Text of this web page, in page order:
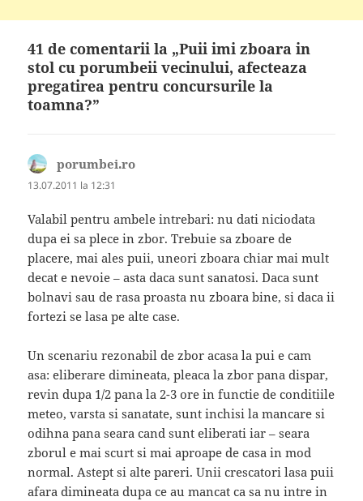
41 de comentarii la „Puii imi zboara in
stol cu porumbeii vecinului, afecteaza
pregatirea pentru concursurile la
toamna?”
porumbei.ro
13.07.2011 la 12:31
Valabil pentru ambele intrebari: nu dati niciodata
dupa ei sa plece in zbor. Trebuie sa zboare de
placere, mai ales puii, uneori zboara chiar mai mult
decat e nevoie – asta daca sunt sanatosi. Daca sunt
bolnavi sau de rasa proasta nu zboara bine, si daca ii
fortezi se lasa pe alte case.
Un scenariu rezonabil de zbor acasa la pui e cam
asa: eliberare dimineata, pleaca la zbor pana dispar,
revin dupa 1/2 pana la 2-3 ore in functie de conditiile
meteo, varsta si sanatate, sunt inchisi la mancare si
odihna pana seara cand sunt eliberati iar – seara
zborul e mai scurt si mai aproape de casa in mod
normal. Astept si alte pareri. Unii crescatori lasa puii
afara dimineata dupa ce au mancat ca sa nu intre in